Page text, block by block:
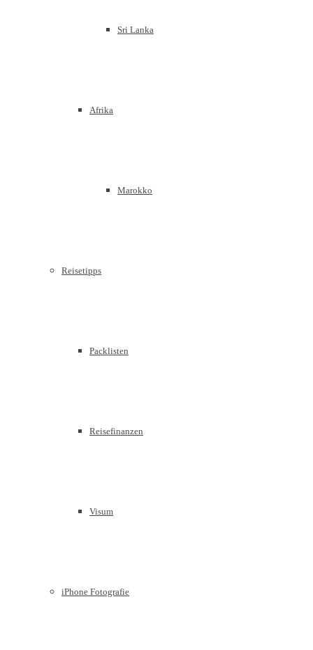
Sri Lanka
Afrika
Marokko
Reisetipps
Packlisten
Reisefinanzen
Visum
iPhone Fotografie